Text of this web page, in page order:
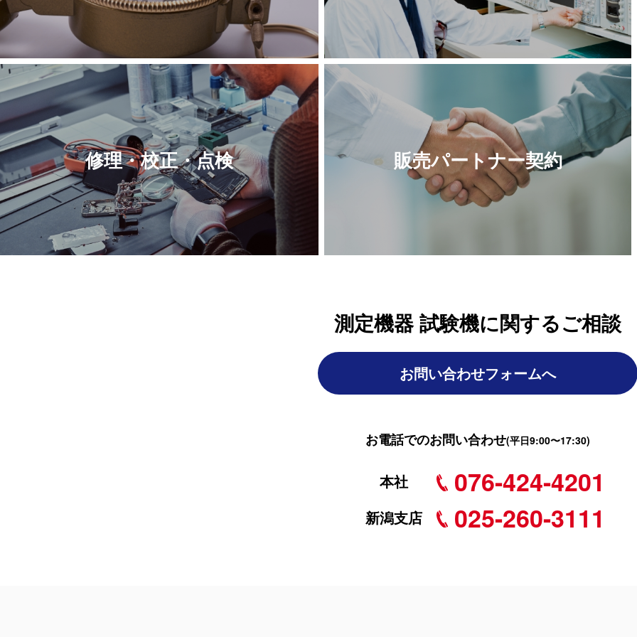
修理・校正・点検 販売パートナー契約
測定機器 試験機に関するご相談
お問い合わせフォームへ
お電話でのお問い合わせ(平日9:00〜17:30)
本社 076-424-4201
新潟支店 025-260-3111